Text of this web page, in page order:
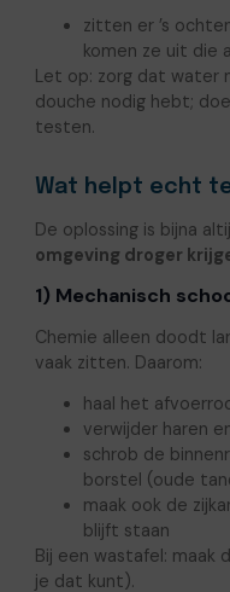
zitten er ’s
komen ze uit die
Let op: zorg dat water
douche nodig hebt;
testen.
Wat helpt echt
De oplossing is bijna
omgeving droger
1) Mechanisch
Chemie alleen doodt
vaak zitten. Daarom:
haal het
verwijder haren
schrob de
borstel (oude
maak ook de
blijft staan
Bij een wastafel: maak
je dat kunt).